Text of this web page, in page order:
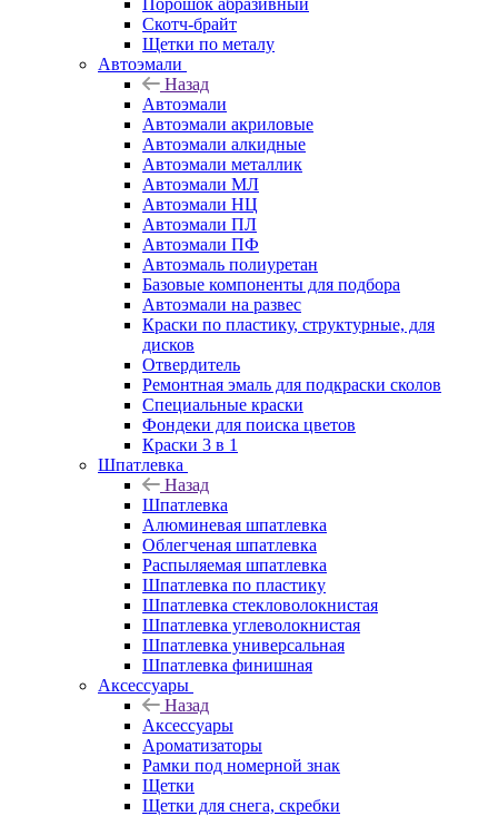
Порошок абразивный
Скотч-брайт
Щетки по металу
Автоэмали
Назад
Автоэмали
Автоэмали акриловые
Автоэмали алкидные
Автоэмали металлик
Автоэмали МЛ
Автоэмали НЦ
Автоэмали ПЛ
Автоэмали ПФ
Автоэмаль полиуретан
Базовые компоненты для подбора
Автоэмали на развес
Краски по пластику, структурные, для
дисков
Отвердитель
Ремонтная эмаль для подкраски сколов
Специальные краски
Фондеки для поиска цветов
Краски 3 в 1
Шпатлевка
Назад
Шпатлевка
Алюминевая шпатлевка
Облегченая шпатлевка
Распыляемая шпатлевка
Шпатлевка по пластику
Шпатлевка стекловолокнистая
Шпатлевка углеволокнистая
Шпатлевка универсальная
Шпатлевка финишная
Аксессуары
Назад
Аксессуары
Ароматизаторы
Рамки под номерной знак
Щетки
Щетки для снега, скребки